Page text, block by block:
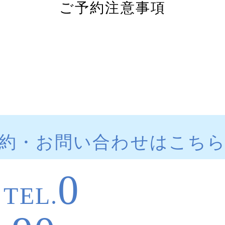
ご予約注意事項
・お問い合わせはこち
TEL.0